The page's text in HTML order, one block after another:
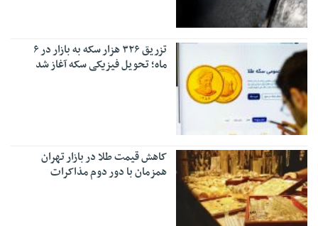
تزریق ۳۲۶ هزار سکه به بازار در ۶
ماه؛ تحویل فیزیکی سکه آغاز شد
کاهش قیمت طلا در بازار تهران
همزمان با دور دوم مذاکرات